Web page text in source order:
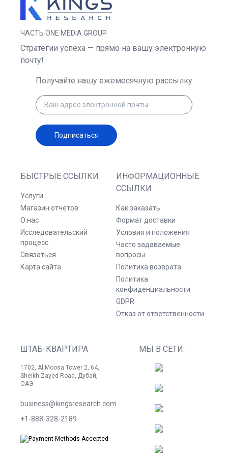
ЧАСТЬ ONE MEDIA GROUP
БЫСТРЫЕ ССЫЛКИ
Услуги
Магазин отчетов
О нас
Исследовательский
процесс
Связаться
Карта сайта
ИНФОРМАЦИОННЫЕ
ССЫЛКИ
Как заказать
Формат доставки
Условия и положения
Часто задаваемые
вопросы
Политика возврата
Политика
конфиденциальности
GDPR
Отказ от ответственности
ШТАБ-КВАРТИРА
1702, Al Moosa Tower 2, 64,
Sheikh Zayed Road, Дубай,
ОАЭ
business@kingsresearch.com
+1-888-328-2189
МЫ В СЕТИ:
Стратегии успеха — прямо на вашу электронную
почту!
Получайте нашу ежемесячную рассылку
Подписаться